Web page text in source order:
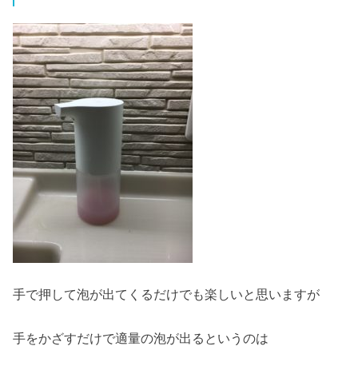
手で押して泡が出てくるだけでも楽しいと思いますが
手をかざすだけで適量の泡が出るというのは